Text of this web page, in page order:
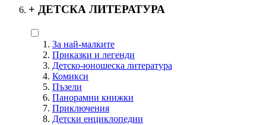
+ ДЕТСКА ЛИТЕРАТУРА
За най-малките
Приказки и легенди
Детско-юношеска литература
Комикси
Пъзели
Панорамни книжки
Приключения
Детски енциклопедии